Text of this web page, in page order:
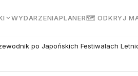
WYDARZENIAPLANER🗺 ODKRYJ
po Japońskich Festiwalach